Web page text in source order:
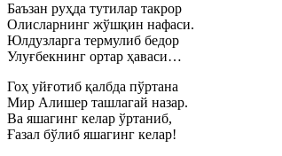
Баъзан руҳда тутилар такрор
Олисларнинг жўшқин нафаси.
Юлдузларга термулиб бедор
Улуғбекнинг ортар ҳаваси…
Гоҳ уйғотиб қалбда пўртана
Мир Алишер ташлагай назар.
Ва яшагинг келар ўртаниб,
Ғазал бўлиб яшагинг келар!